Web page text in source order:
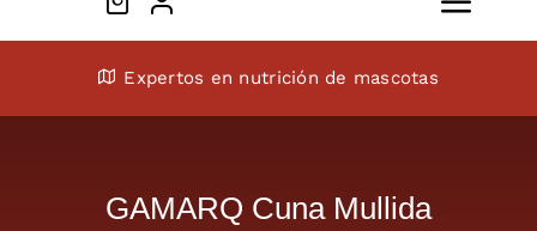
ConócenosExpertos en nutrición de mascotas
GAMARQ Cuna Mullida